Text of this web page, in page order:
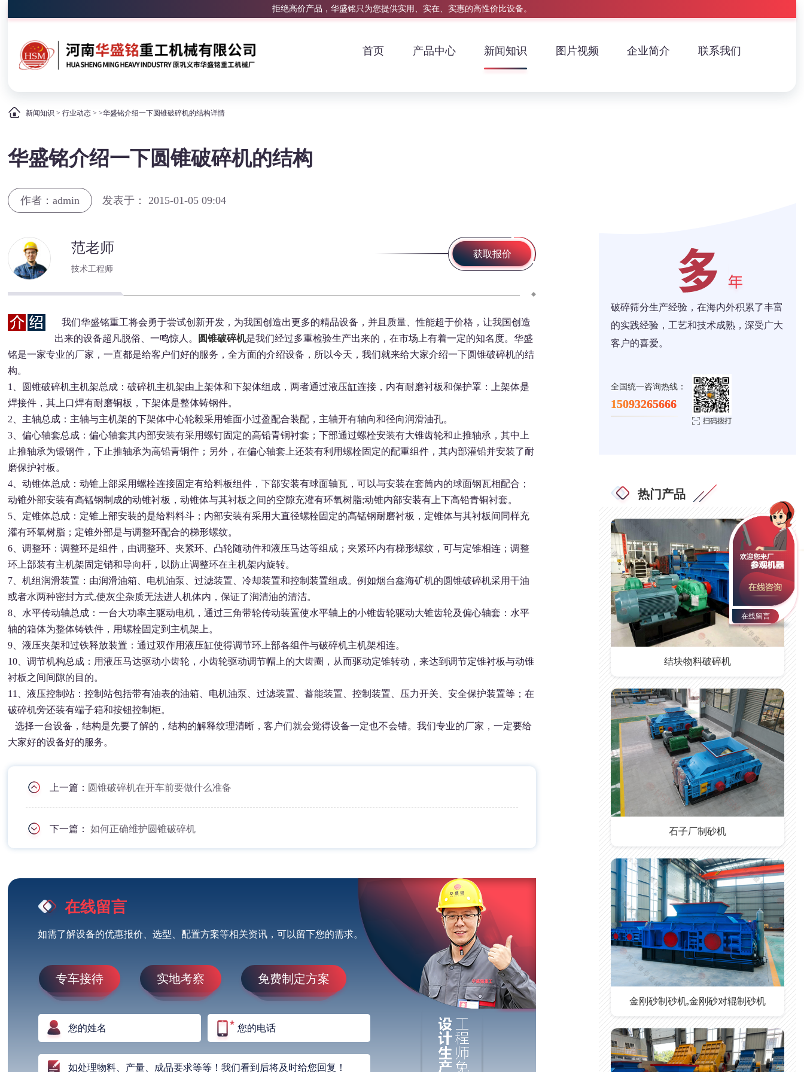
拒绝高价产品，华盛铭只为您提供实用、实在、实惠的高性价比设备。
首页 产品中心 新闻知识 图片视频 企业简介 联系我们
新闻知识 >行业动态 > >华盛铭介绍一下圆锥破碎机的结构详情
华盛铭介绍一下圆锥破碎机的结构
作者：admin 发表于： 2015-01-05 09:04
范老师
技术工程师
获取报价
我们华盛铭重工将会勇于尝试创新开发，为我国创造出更多的精品设备，并且质量、性能超于价格，让我国创造
出来的设备超凡脱俗、一鸣惊人。
圆锥破碎机是我们经过多重检验生产出来的，在市场上有着一定的知名度。华盛
铭是一家专业的厂家，一直都是给客户们好的服务，全方面的介绍设备，所以今天，我们就来给大家介绍一下圆锥破碎机的结
构。
1、圆锥破碎机主机架总成：破碎机主机架由上架体和下架体组成，两者通过液压缸连接，内有耐磨衬板和保护罩：上架体是
焊接件，其上口焊有耐磨铜板，下架体是整体铸钢件。
2、主轴总成：主轴与主机架的下架体中心轮毅采用锥面小过盈配合装配，主轴开有轴向和径向润滑油孔。
3、偏心轴套总成：偏心轴套其内部安装有采用螺钉固定的高铅青铜衬套；下部通过螺栓安装有大锥齿轮和止推轴承，其中上
止推轴承为锻钢件，下止推轴承为高铅青铜件；另外，在偏心轴套上还装有利用螺栓固定的配重组件，其内部灌铅并安装了耐
磨保护衬板。
4、动锥体总成：动锥上部采用螺栓连接固定有给料板组件，下部安装有球面轴瓦，可以与安装在套筒内的球面钢瓦相配合；
动锥外部安装有高锰钢制成的动锥衬板，动锥体与其衬板之间的空隙充灌有环氧树脂;动锥内部安装有上下高铅青铜衬套。
5、定锥体总成：定锥上部安装的是给料料斗；内部安装有采用大直径螺栓固定的高锰钢耐磨衬板，定锥体与其衬板间同样充
灌有环氧树脂；定锥外部是与调整环配合的梯形螺纹。
6、调整环：调整环是组件，由调整环、夹紧环、凸轮随动件和液压马达等组成；夹紧环内有梯形螺纹，可与定锥相连；调整
环上部装有主机架固定销和导向杆，以防止调整环在主机架内旋转。
7、机组润滑装置：由润滑油箱、电机油泵、过滤装置、冷却装置和控制装置组成。例如烟台鑫海矿机的圆锥破碎机采用干油
或者水两种密封方式,使灰尘杂质无法进人机体内，保证了润清油的清洁。
8、水平传动轴总成：一台大功率主驱动电机，通过三角带轮传动装置使水平轴上的小锥齿轮驱动大锥齿轮及偏心轴套：水平
轴的箱体为整体铸铁件，用螺栓固定到主机架上。
9、液压夹架和过铁释放装置：通过双作用液压缸使得调节环上部各组件与破碎机主机架相连。
10、调节机构总成：用液压马达驱动小齿轮，小齿轮驱动调节帽上的大齿圈，从而驱动定锥转动，来达到调节定锥衬板与动锥
衬板之间间隙的目的。
11、液压控制站：控制站包括带有油表的油箱、电机油泵、过滤装置、蓄能装置、控制装置、压力开关、安全保护装置等；在
破碎机旁还装有端子箱和按钮控制柜。
选择一台设备，结构是先要了解的，结构的解释纹理清晰，客户们就会觉得设备一定也不会错。我们专业的厂家，一定要给
大家好的设备好的服务。
上一篇： 圆锥破碎机在开车前要做什么准备
下一篇：如何正确维护圆锥破碎机
在线留言
如需了解设备的优惠报价、选型、配置方案等相关资讯，可以留下您的需求。
专车接待 实地考察 免费制定方案
破碎筛分生产经验，在海内外积累了丰富
的实践经验，工艺和技术成熟，深受广大
客户的喜爱。
全国统一咨询热线：
15093265666
热门产品
结块物料破碎机
石子厂制砂机
金刚砂制砂机,金刚砂对辊制砂机
在线留言